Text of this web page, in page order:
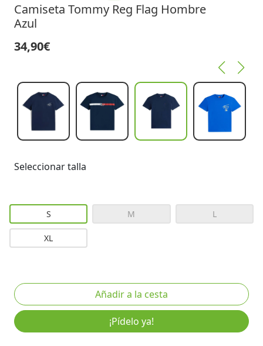
Camiseta Tommy Reg Flag Hombre
Azul
34,90€
Seleccionar talla
S M L
XL
¡Pídelo ya!